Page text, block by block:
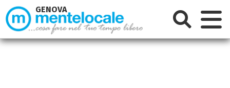
GENOVA